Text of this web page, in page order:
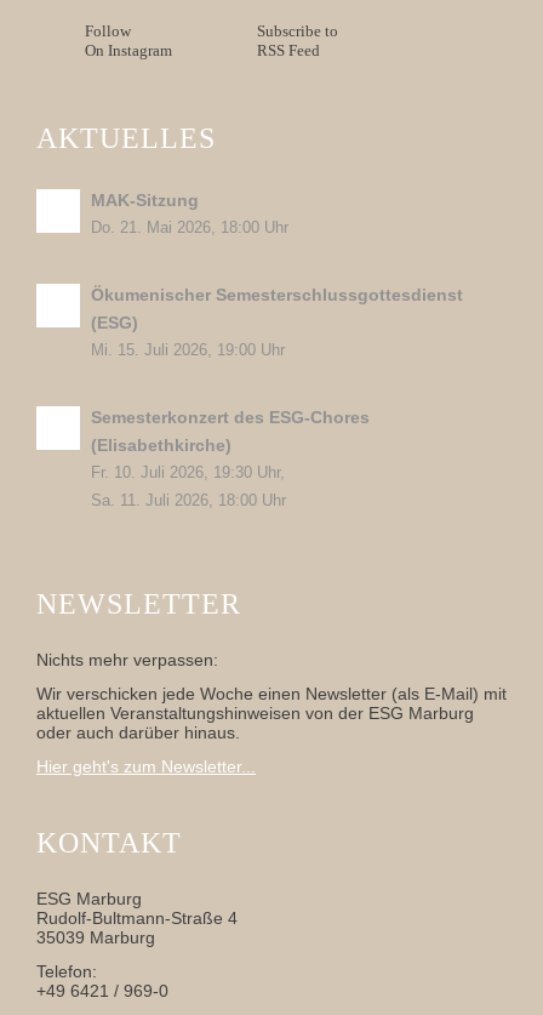
Follow
On Instagram
Subscribe to
RSS Feed
AKTUELLES
MAK-Sitzung
Do. 21. Mai 2026, 18:00 Uhr
Ökumenischer Semesterschlussgottesdienst
(ESG)
Mi. 15. Juli 2026, 19:00 Uhr
Semesterkonzert des ESG-Chores
(Elisabethkirche)
Fr. 10. Juli 2026, 19:30 Uhr,
Sa. 11. Juli 2026, 18:00 Uhr
NEWSLETTER
Nichts mehr verpassen:
Wir verschicken jede Woche einen Newsletter (als E-Mail) mit
aktuellen Veranstaltungshinweisen von der ESG Marburg
oder auch darüber hinaus.
Hier geht's zum Newsletter...
KONTAKT
ESG Marburg
Rudolf-Bultmann-Straße 4
35039 Marburg
Telefon:
+49 6421 / 969-0